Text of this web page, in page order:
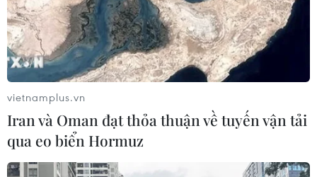
TIN CÙNG CHUYÊN MỤC
vietnamplus.vn
Iran và Oman đạt thỏa thuận về tuyến vận tải
qua eo biển Hormuz